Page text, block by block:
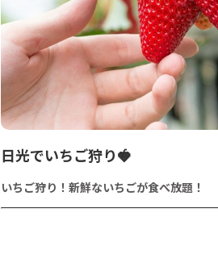
日光でいちご狩り🍓
いちご狩り！新鮮ないちごが食べ放題！